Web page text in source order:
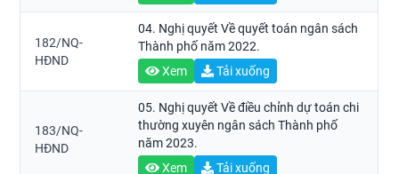
182/NQ-
HĐND
04. Nghị quyết Về quyết toán ngân sách
Thành phố năm 2022.
Xem
Tải xuống
183/NQ-
HĐND
05. Nghị quyết Về điều chỉnh dự toán chi
thường xuyên ngân sách Thành phố
năm 2023.
Xem
Tải xuống